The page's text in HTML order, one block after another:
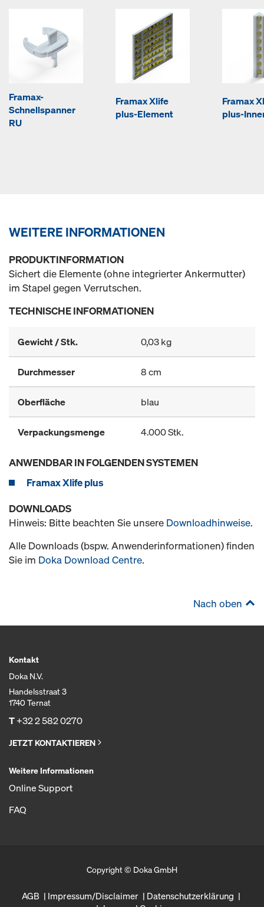
Framax-
Schnellspanner
RU
Framax Xlife
plus-Element
Framax
plus-
WEITERE INFORMATIONEN
PRODUKTINFORMATION
Sichert die Elemente (ohne integrierter Ankermutter)
im Stapel gegen Verrutschen.
TECHNISCHE INFORMATIONEN
Gewicht / Stk. 0,03 kg
Durchmesser 8 cm
Oberfläche blau
Verpackungsmenge 4.000 Stk.
ANWENDBAR IN FOLGENDEN SYSTEMEN
Framax Xlife plus
DOWNLOADS
Hinweis: Bitte beachten Sie unsere Downloadhinweise.
Alle Downloads (bspw. Anwenderinformationen) finden
Sie im Doka Download Centre.
Nach oben
Kontakt
Doka N.V.
Handelsstraat 3
1740 Ternat
T+32 2 582 0270
JETZT KONTAKTIEREN
Weitere Informationen
Online Support
FAQ
Copyright © Doka GmbH
AGB Impressum/Disclaimer
Datenschutzerklärung